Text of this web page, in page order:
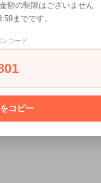
30 31
※定休日でも発送が可能
額の制限はございません
までです。
コード
コピー